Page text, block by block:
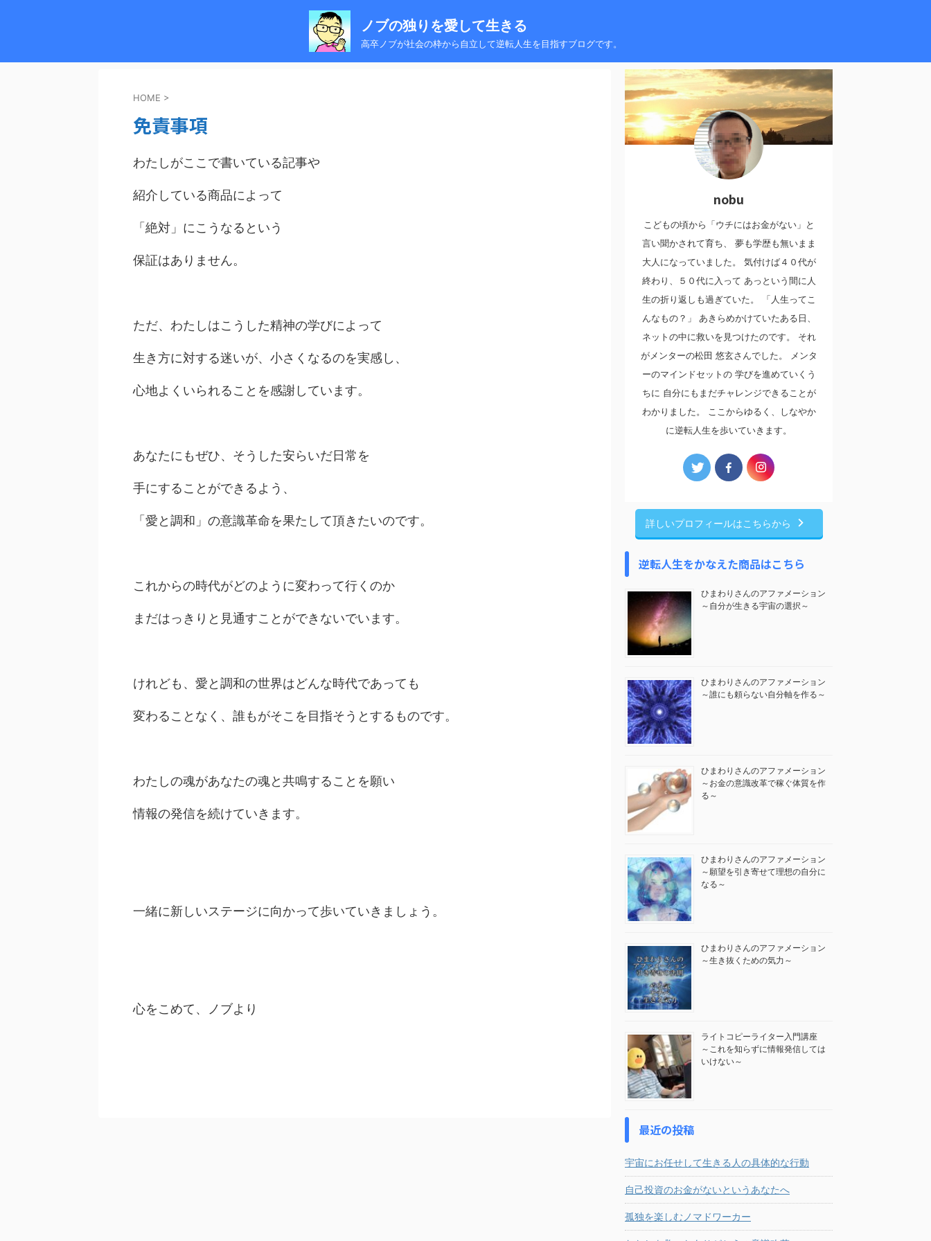
ノブの独りを愛して生きる
高卒ノブが社会の枠から自立して逆転人生を目指すブログです。
HOME >
免責事項
わたしがここで書いている記事や
紹介している商品によって
「絶対」にこうなるという
保証はありません。
ただ、わたしはこうした精神の学びによって
生き方に対する迷いが、小さくなるのを実感し、
心地よくいられることを感謝しています。
あなたにもぜひ、そうした安らいだ日常を
手にすることができるよう、
「愛と調和」の意識革命を果たして頂きたいのです。
これからの時代がどのように変わって行くのか
まだはっきりと見通すことができないでいます。
けれども、愛と調和の世界はどんな時代であっても
変わることなく、誰もがそこを目指そうとするものです。
わたしの魂があなたの魂と共鳴することを願い
情報の発信を続けていきます。
一緒に新しいステージに向かって歩いていきましょう。
心をこめて、ノブより
nobu
こどもの頃から「ウチにはお金がない」と
言い聞かされて育ち、 夢も学歴も無いまま
大人になっていました。 気付けば４０代が
終わり、５０代に入って あっという間に人
生の折り返しも過ぎていた。 「人生ってこ
んなもの？」 あきらめかけていたある日、
ネットの中に救いを見つけたのです。 それ
がメンターの松田 悠玄さんでした。 メンタ
ーのマインドセットの 学びを進めていくう
ちに 自分にもまだチャレンジできることが
わかりました。 ここからゆるく、しなやか
に逆転人生を歩いていきます。
詳しいプロフィールはこちらから
逆転人生をかなえた商品はこちら
ひまわりさんのアファメーション
～自分が生きる宇宙の選択～
ひまわりさんのアファメーション
～誰にも頼らない自分軸を作る～
ひまわりさんのアファメーション
～お金の意識改革で稼ぐ体質を作
る～
ひまわりさんのアファメーション
～願望を引き寄せて理想の自分に
なる～
ひまわりさんのアファメーション
～生き抜くための気力～
ライトコピーライター入門講座
～これを知らずに情報発信しては
いけない～
最近の投稿
宇宙にお任せして生きる人の具体的な行動
自己投資のお金がないというあなたへ
孤独を楽しむノマドワーカー